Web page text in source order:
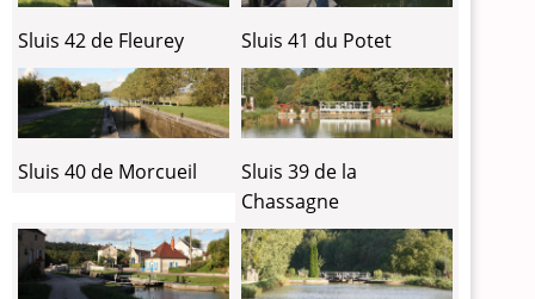
Sluis 42 de Fleurey Sluis 41 du Potet
Sluis 40 de Morcueil
Sluis 39 de la
Chassagne